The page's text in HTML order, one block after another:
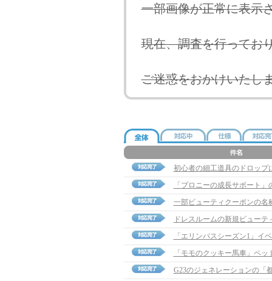
一部画像が正常に表示
現在、調査を行ってお
ご迷惑をおかけいたし
初心者の細工道具のドロップ
「ブロニーの成長サポート
一部ビューティクーポンの名
ドレスルームの新規ビュー
「エリンパスシーズン1」イ
「モモのクッキー馬車」ペ
G23のジェネレーションの「